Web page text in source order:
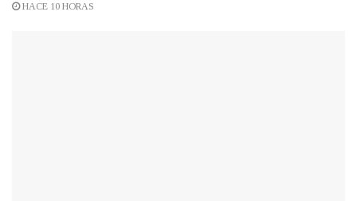
HACE 10 HORAS